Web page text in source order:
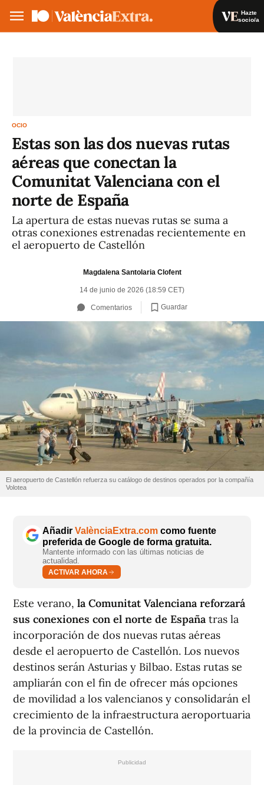
Hazte
socio/a
OCIO
Estas son las dos nuevas rutas
aéreas que conectan la
Comunitat Valenciana con el
norte de España
La apertura de estas nuevas rutas se suma a
otras conexiones estrenadas recientemente en
el aeropuerto de Castellón
Magdalena Santolaria Clofent
14 de junio de 2026 (18:59 CET)
Comentarios Guardar
El aeropuerto de Castellón refuerza su catálogo de destinos operados por la compañía
Volotea
Añadir ValènciaExtra.com como fuente
preferida de Google de forma gratuita.
Mantente informado con las últimas noticias de
actualidad.
ACTIVAR AHORA
Este verano, la Comunitat Valenciana reforzará
sus conexiones con el norte de España tras la
incorporación de dos nuevas rutas aéreas
desde el aeropuerto de Castellón. Los nuevos
destinos serán Asturias y Bilbao. Estas rutas se
ampliarán con el fin de ofrecer más opciones
de movilidad a los valencianos y consolidarán el
crecimiento de la infraestructura aeroportuaria
de la provincia de Castellón.